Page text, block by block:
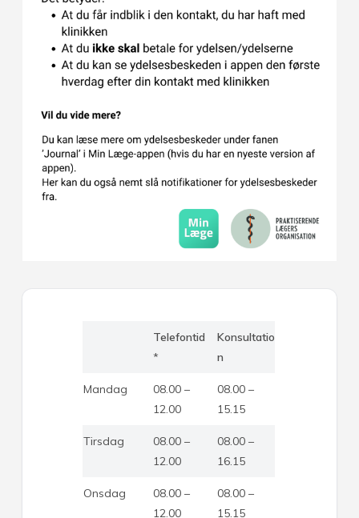
Telefontid
*
Konsultatio
n
Mandag
08.00 –
12.00
08.00 –
15.15
Tirsdag
08.00 –
12.00
08.00 –
16.15
Onsdag
08.00 –
12.00
08.00 –
15.15